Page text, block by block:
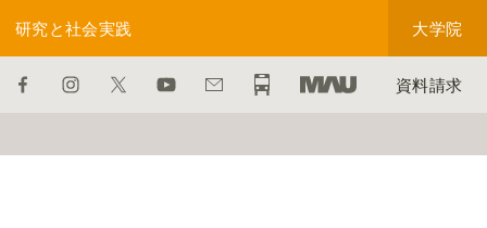
研究と社会実践 大学院
資料請求